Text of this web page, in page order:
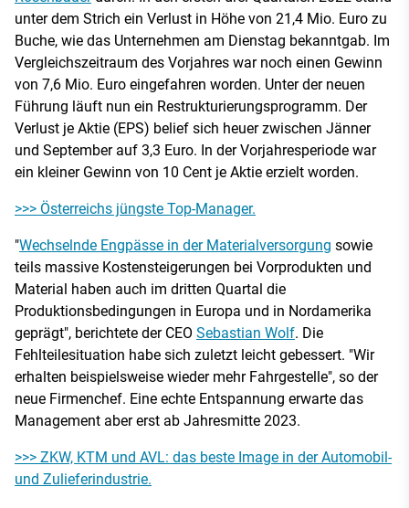
unter dem Strich ein Verlust in Höhe von 21,4 Mio. Euro zu
Buche, wie das Unternehmen am Dienstag bekanntgab. Im
Vergleichszeitraum des Vorjahres war noch einen Gewinn
von 7,6 Mio. Euro eingefahren worden. Unter der neuen
Führung läuft nun ein Restrukturierungsprogramm. Der
Verlust je Aktie (EPS) belief sich heuer zwischen Jänner
und September auf 3,3 Euro. In der Vorjahresperiode war
ein kleiner Gewinn von 10 Cent je Aktie erzielt worden.
>>> Österreichs jüngste Top-Manager.
"Wechselnde Engpässe in der Materialversorgung sowie
teils massive Kostensteigerungen bei Vorprodukten und
Material haben auch im dritten Quartal die
Produktionsbedingungen in Europa und in Nordamerika
geprägt", berichtete der CEO Sebastian Wolf. Die
Fehlteilesituation habe sich zuletzt leicht gebessert. "Wir
erhalten beispielsweise wieder mehr Fahrgestelle", so der
neue Firmenchef. Eine echte Entspannung erwarte das
Management aber erst ab Jahresmitte 2023.
>>> ZKW, KTM und AVL: das beste Image in der Automobil-
und Zulieferindustrie.